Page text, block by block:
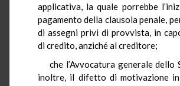
applicativa, la quale porrebbe
pagamento della clausola penale,
di assegni privi di provvista, in
di credito, anziché al creditore;
che l’Avvocatura generale dello
inoltre, il difetto di motivazione